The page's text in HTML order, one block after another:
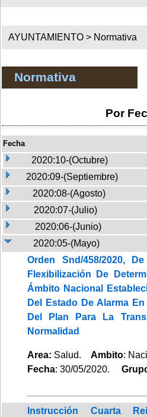
AYUNTAMIENTO > Normativa
Normativa
Por
Fecha
2020:10-(Octubre)
2020:09-(Septiembre)
2020:08-(Agosto)
2020:07-(Julio)
2020:06-(Junio)
2020:05-(Mayo)
Orden Snd/458/2020,
Flexibilización De
Ámbito Nacional
Del Estado De Alarma
Del Plan Para La
Normalidad
Area: Salud. Ambito:
Fecha: 30/05/2020.
Instrucción Cuarta